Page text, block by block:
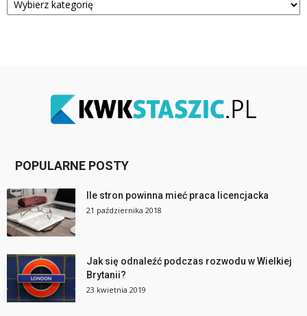
POPULARNE POSTY
Ile stron powinna mieć praca licencjacka
21 października 2018
Jak się odnaleźć podczas rozwodu w Wielkiej
Brytanii?
23 kwietnia 2019